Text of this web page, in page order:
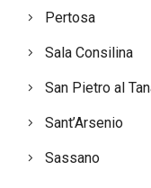
Pertosa
Sala Consilina
San Pietro al
Sant’Arsenio
Sassano